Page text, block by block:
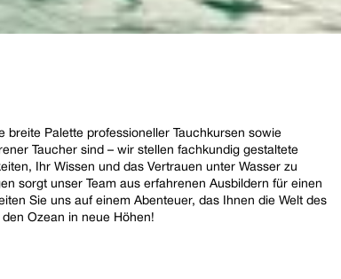
Palette professioneller Tauchkursen sowie
Taucher sind – wir stellen fachkundig gestaltete
Ihr Wissen und das Vertrauen unter Wasser zu
sorgt unser Team aus erfahrenen Ausbildern für einen
Sie uns auf einem Abenteuer, das Ihnen die Welt des
Ozean in neue Höhen!